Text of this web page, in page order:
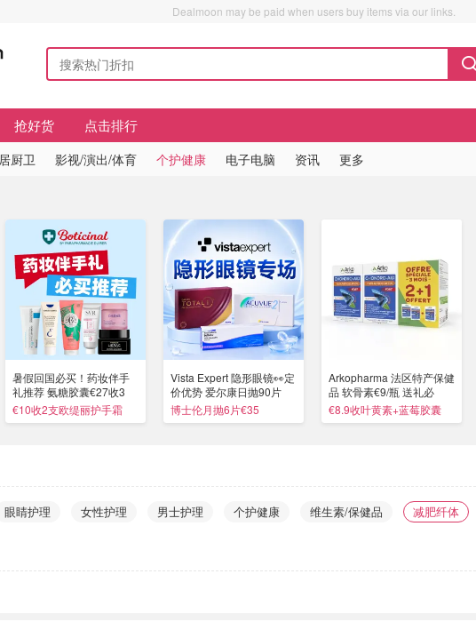
Dealmoon may be paid when users buy items via our links.
抢好货 点击排行
厨卫 影视/演出/体育 个护健康 电子电脑 资讯 更多
暑假回国必买！药妆伴手
礼推荐 氨糖胶囊€27收3
盒！
€10收2支欧缇丽护手霜
Vista Expert 隐形眼镜👀定
价优势 爱尔康日抛90片
€52
博士伦月抛6片€35
Arkopharma 法区特产保健
品 软骨素€9/瓶 送礼必
囤！
€8.9收叶黄素+蓝莓胶囊
眼睛护理 女性护理 男士护理 个护健康 维生素/保健品 减肥纤体